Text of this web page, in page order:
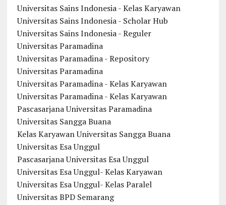
Universitas Sains Indonesia - Kelas Karyawan
Universitas Sains Indonesia - Scholar Hub
Universitas Sains Indonesia - Reguler
Universitas Paramadina
Universitas Paramadina - Repository
Universitas Paramadina
Universitas Paramadina - Kelas Karyawan
Universitas Paramadina - Kelas Karyawan
Pascasarjana Universitas Paramadina
Universitas Sangga Buana
Kelas Karyawan Universitas Sangga Buana
Universitas Esa Unggul
Pascasarjana Universitas Esa Unggul
Universitas Esa Unggul- Kelas Karyawan
Universitas Esa Unggul- Kelas Paralel
Universitas BPD Semarang